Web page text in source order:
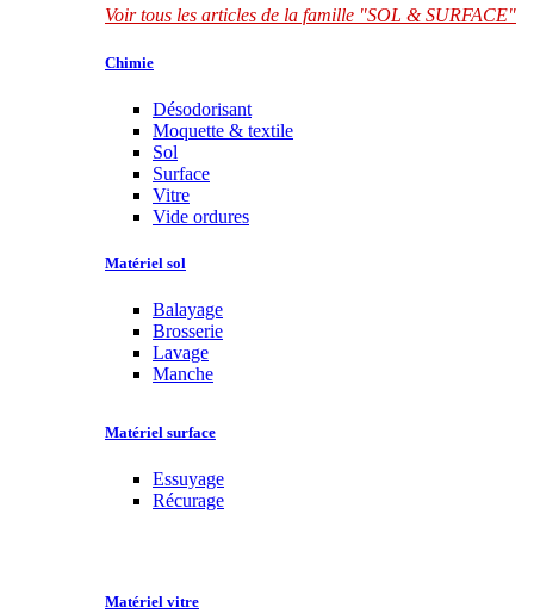
Voir tous les articles de la famille "SOL & SURFACE"
Chimie
Désodorisant
Moquette & textile
Sol
Surface
Vitre
Vide ordures
Matériel sol
Balayage
Brosserie
Lavage
Manche
Matériel surface
Essuyage
Récurage
Matériel vitre